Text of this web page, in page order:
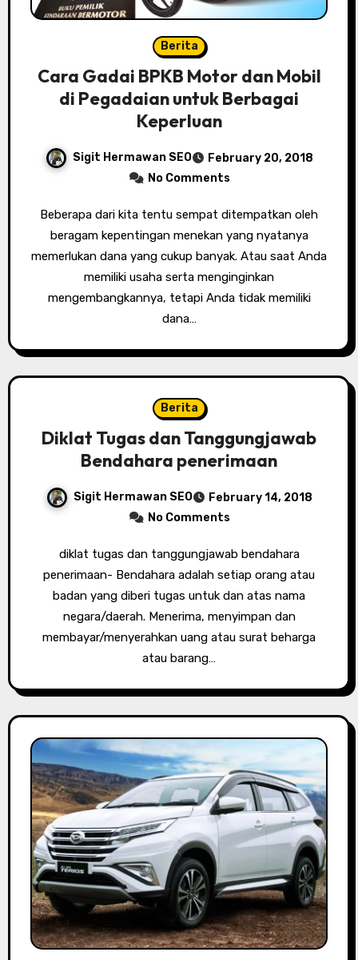
Berita
Cara Gadai BPKB Motor dan Mobil
di Pegadaian untuk Berbagai
Keperluan
Sigit Hermawan SEO
February 20, 2018
No Comments
Beberapa dari kita tentu sempat ditempatkan oleh
beragam kepentingan menekan yang nyatanya
memerlukan dana yang cukup banyak. Atau saat Anda
memiliki usaha serta menginginkan
mengembangkannya, tetapi Anda tidak memiliki
dana…
Berita
Diklat Tugas dan Tanggungjawab
Bendahara penerimaan
Sigit Hermawan SEO
February 14, 2018
No Comments
diklat tugas dan tanggungjawab bendahara
penerimaan- Bendahara adalah setiap orang atau
badan yang diberi tugas untuk dan atas nama
negara/daerah. Menerima, menyimpan dan
membayar/menyerahkan uang atau surat beharga
atau barang…